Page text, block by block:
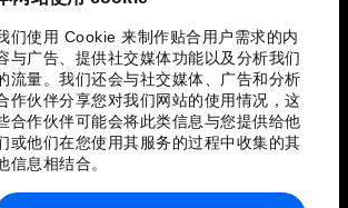
们使用 Cookie 来制作贴合用户需求的内
与广告、提供社交媒体功能以及分析我们
流量。我们还会与社交媒体、广告和分析
作伙伴分享您对我们网站的使用情况，这
合作伙伴可能会将此类信息与您提供给他
或他们在您使用其服务的过程中收集的其
信息相结合。
語